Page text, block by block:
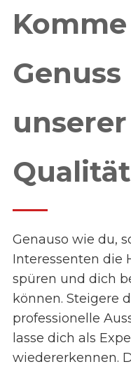
Genuss
unserer
Genauso wie du,
Interessenten die
spüren und dich
können. Steigere
professionelle
lasse dich als
wiedererkennen.